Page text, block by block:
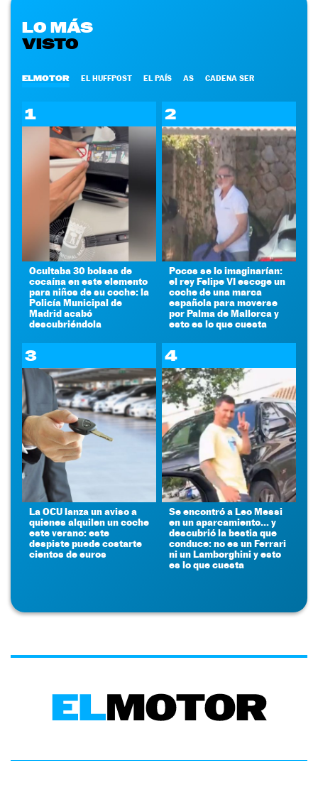
LO MÁS
VISTO
ELMOTOR EL HUFFPOST EL PAÍS AS CADENA SER
1
Ocultaba 30 bolsas de
cocaína en este elemento
para niños de su coche: la
Policía Municipal de
Madrid acabó
descubriéndola
2
Pocos se lo imaginarían:
el rey Felipe VI escoge un
coche de una marca
española para moverse
por Palma de Mallorca y
esto es lo que cuesta
3
La OCU lanza un aviso a
quienes alquilen un coche
este verano: este
despiste puede costarte
cientos de euros
4
Se encontró a Leo Messi
en un aparcamiento... y
descubrió la bestia que
conduce: no es un Ferrari
ni un Lamborghini y esto
es lo que cuesta